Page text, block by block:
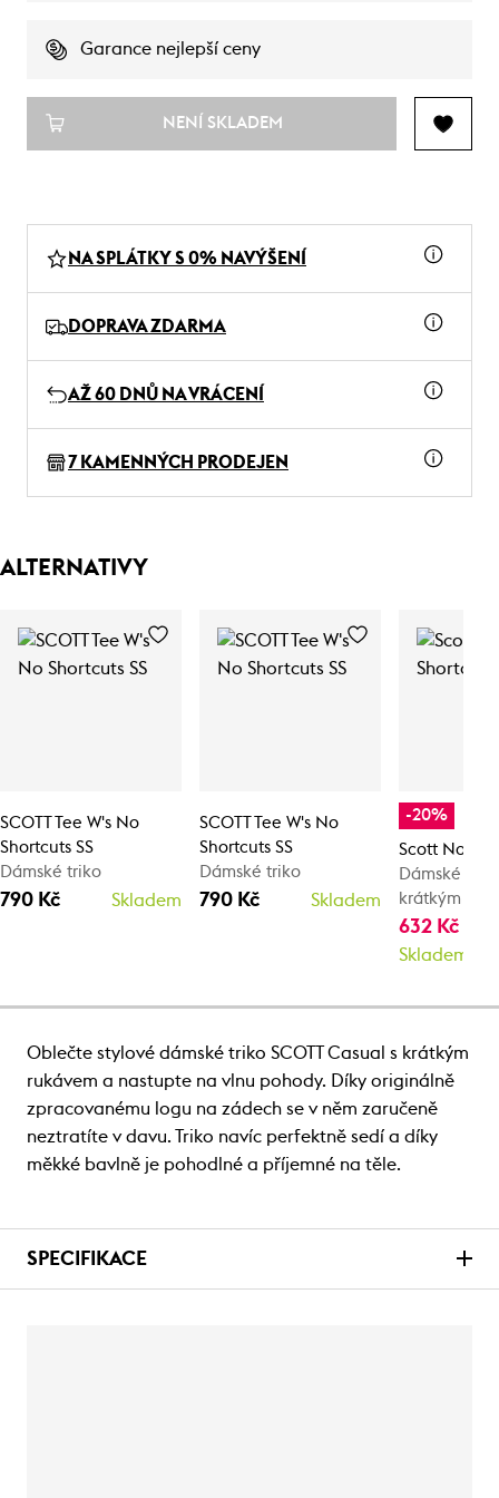
Garance nejlepší ceny
NENÍ SKLADEM
NA SPLÁTKY S 0% NAVÝŠENÍ
DOPRAVA ZDARMA
AŽ 60 DNŮ NA VRÁCENÍ
7 KAMENNÝCH PRODEJEN
ALTERNATIVY
SCOTT Tee W's No
Shortcuts SS
Dámské triko
790 Kč Skladem
SCOTT Tee W's No
Shortcuts SS
Dámské triko
790 Kč Skladem
-20%
Scott No
Dámské
krátkým
632 Kč
Skladem
Oblečte stylové dámské triko SCOTT Casual s krátkým
rukávem a nastupte na vlnu pohody. Díky originálně
zpracovanému logu na zádech se v něm zaručeně
neztratíte v davu. Triko navíc perfektně sedí a díky
měkké bavlně je pohodlné a příjemné na těle.
SPECIFIKACE